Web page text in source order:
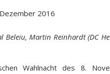
2016
Beleiu, Martin Reinhardt (DC
Wahlnacht des 8.